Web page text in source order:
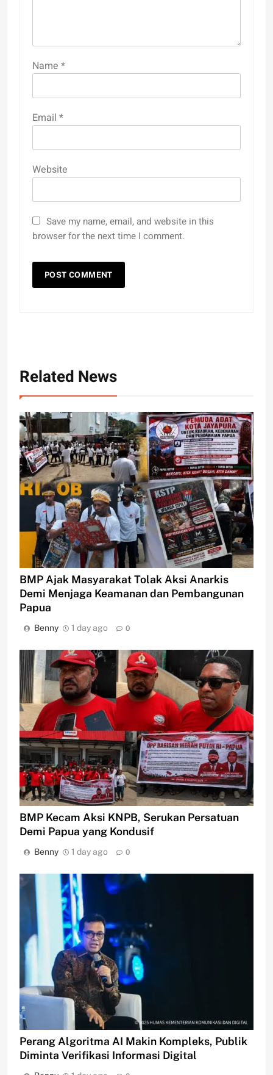
Name *
Email *
Website
Save my name, email, and website in this
browser for the next time I comment.
Related News
BMP Ajak Masyarakat Tolak Aksi Anarkis
Demi Menjaga Keamanan dan Pembangunan
Papua
Benny 1 day ago 0
BMP Kecam Aksi KNPB, Serukan Persatuan
Demi Papua yang Kondusif
Benny 1 day ago 0
Perang Algoritma AI Makin Kompleks, Publik
Diminta Verifikasi Informasi Digital